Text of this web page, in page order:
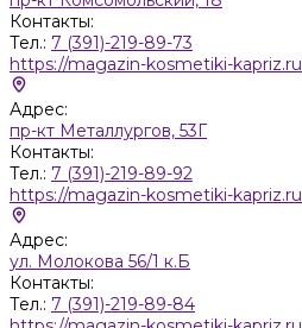
Контакты:
Тел.: 7 (391)-219-89-73
https://magazin-kosmetiki-kapriz.ru
Адрес:
пр-кт Металлургов, 53Г
Контакты:
Тел.: 7 (391)-219-89-92
https://magazin-kosmetiki-kapriz.ru
Адрес:
ул. Молокова 56/1 к.Б
Контакты:
Тел.: 7 (391)-219-89-84